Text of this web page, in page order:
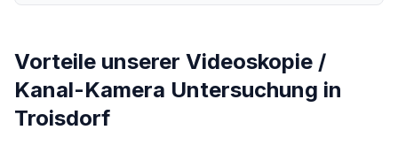
Vorteile unserer Videoskopie /
Kanal-Kamera Untersuchung in
Troisdorf